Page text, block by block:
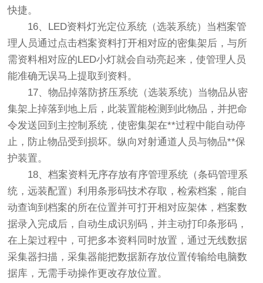
快捷。
16、LED资料灯光定位系统（选装系统）当档案管
理人员通过点击档案资料打开相对应的密集架后，与所
需资料相对应的LED小灯就会自动亮起来，使管理人员
能准确无误马上提取到资料。
17、物品掉落防挤压系统（选装系统）当物品从密
集架上掉落到地上后，此装置能检测到此物品，并把命
令发送回到主控制系统，使密集架在**过程中能自动停
止，防止物品受到损坏。纵向对射通道人员与物品**保
护装置。
18、档案资料无序存放有序管理系统（条码管理系
统，远装配置）利用条形码技术存取，检索档案，能自
动查询到档案的所在位置并可打开相对应架体，档案数
据录入完成后，自动生成识别码，并主动打印条形码，
在上架过程中，可把多本资料同时放置，通过无线数据
采集器扫描，采集器能把数据新存放位置传输给电脑数
据库，无需手动操作更改存放位置。